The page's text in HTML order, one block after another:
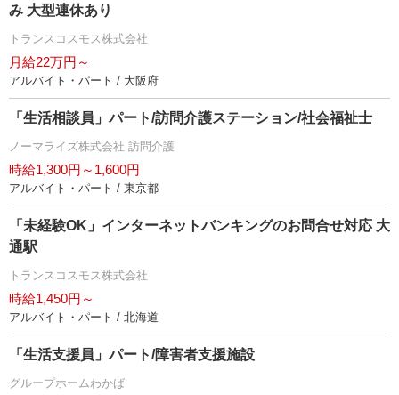
み 大型連休あり
トランスコスモス株式会社
月給22万円～
アルバイト・パート / 大阪府
「生活相談員」パート/訪問介護ステーション/社会福祉士
ノーマライズ株式会社 訪問介護
時給1,300円～1,600円
アルバイト・パート / 東京都
「未経験OK」インターネットバンキングのお問合せ対応 大
通駅
トランスコスモス株式会社
時給1,450円～
アルバイト・パート / 北海道
「生活支援員」パート/障害者支援施設
グループホームわかば